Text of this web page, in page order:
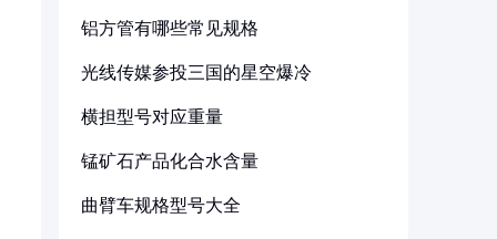
铝方管有哪些常见规格
光线传媒参投三国的星空爆冷
横担型号对应重量
锰矿石产品化合水含量
曲臂车规格型号大全